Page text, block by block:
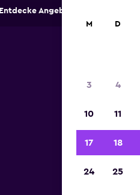
Entdecke Angebote von
M D
3 4
10 11
17 18
24 25